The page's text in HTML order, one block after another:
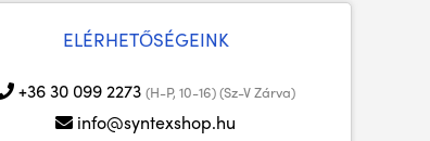
ELÉRHETŐSÉGEINK
+36 30 099 2273 (H-P, 10-16) (Sz-V Zárva)
info@syntexshop.hu